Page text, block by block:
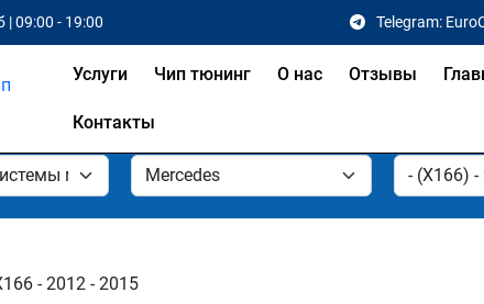
| 09:00 - 19:00 Telegram:
Услуги Чип тюнинг О нас Отзывы
Контакты
- 2012 - 2015